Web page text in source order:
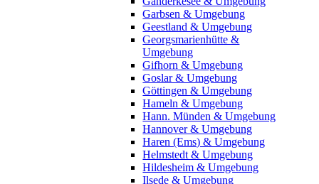
Garbsen & Umgebung
Geestland & Umgebung
Georgsmarienhütte &
Umgebung
Gifhorn & Umgebung
Goslar & Umgebung
Göttingen & Umgebung
Hameln & Umgebung
Hann. Münden & Umgebung
Hannover & Umgebung
Haren (Ems) & Umgebung
Helmstedt & Umgebung
Hildesheim & Umgebung
Ilsede & Umgebung